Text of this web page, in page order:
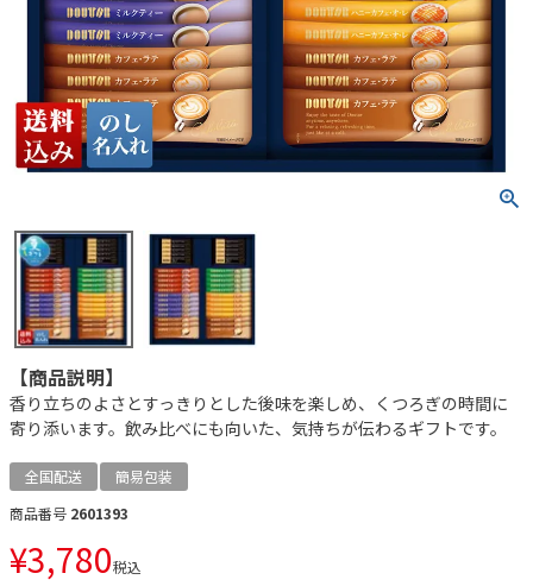
【商品説明】
香り立ちのよさとすっきりとした後味を楽しめ、くつろぎの時間に
寄り添います。飲み比べにも向いた、気持ちが伝わるギフトです。
全国配送
簡易包装
商品番号 2601393
¥3,780税込